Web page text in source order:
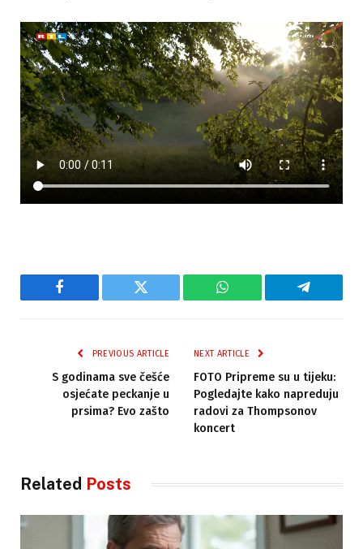
Facebook Twitter WhatsApp Telegram
PREVIOUS ARTICLE
S godinama sve češće
osjećate peckanje u
prsima? Evo zašto
NEXT ARTICLE
FOTO Pripreme su u tijeku:
Pogledajte kako napreduju
radovi za Thompsonov
koncert
Related Posts